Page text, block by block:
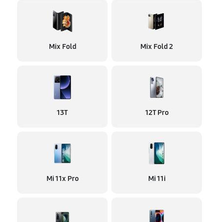
Mix Fold Mix Fold 2
13T 12T Pro
Mi 11x Pro Mi 11i